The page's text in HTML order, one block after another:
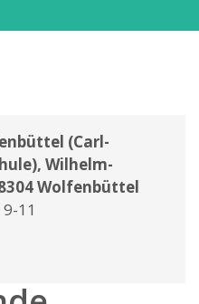
(Carl-
Wilhelm-
Wolfenbüttel
11